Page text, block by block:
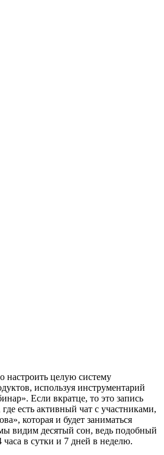
целую систему
используя инструментарий
Если вкратце, то это запись
есть активный чат с участниками,
которая и будет заниматься
видим десятый сон, ведь подобный
часа в сутки и 7 дней в неделю.